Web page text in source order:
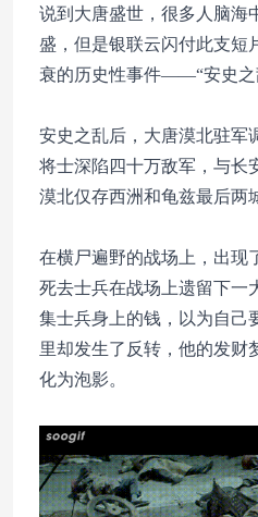
说到大唐盛世，很多人脑海
盛，但是银联云闪付此支短
衰的历史性事件——“安史之
安史之乱后，大唐漠北驻军
将士深陷四十万敌军，与长
漠北仅存西洲和龟兹最后两
在横尸遍野的战场上，出现
死去士兵在战场上遗留下一
集士兵身上的钱，以为自己
里却发生了反转，他的发财
化为泡影。